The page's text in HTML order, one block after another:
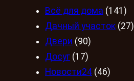
Всё для дома (141)
Дачный участок (27)
Двери (90)
Досуг (17)
Новости24 (46)